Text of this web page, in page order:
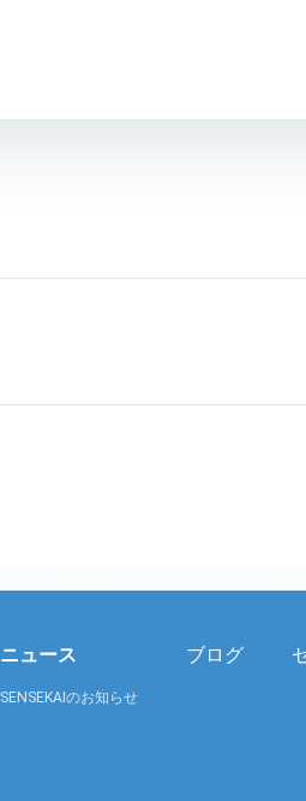
ニュース
SENSEKAIのお知らせ
ブログ